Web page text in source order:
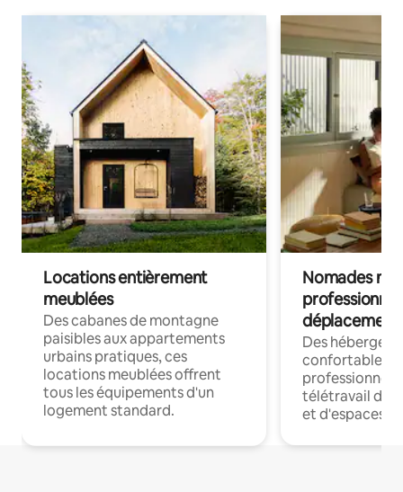
Locations entièrement
meublées
Des cabanes de montagne
paisibles aux appartements
urbains pratiques, ces
locations meublées offrent
tous les équipements d'un
logement standard.
Nomades
déplacement
Des
confortables
professionnels
télétravail
et d'espaces